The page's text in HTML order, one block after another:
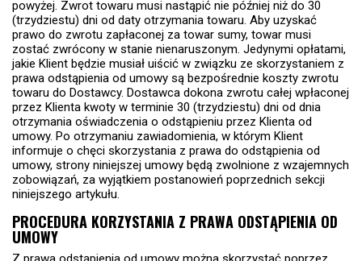
powyżej. Zwrot towaru musi nastąpić nie później niż do 30
(trzydziestu) dni od daty otrzymania towaru. Aby uzyskać
prawo do zwrotu zapłaconej za towar sumy, towar musi
zostać zwrócony w stanie nienaruszonym. Jedynymi opłatami,
jakie Klient będzie musiał uiścić w związku ze skorzystaniem z
prawa odstąpienia od umowy są bezpośrednie koszty zwrotu
towaru do Dostawcy. Dostawca dokona zwrotu całej wpłaconej
przez Klienta kwoty w terminie 30 (trzydziestu) dni od dnia
otrzymania oświadczenia o odstąpieniu przez Klienta od
umowy. Po otrzymaniu zawiadomienia, w którym Klient
informuje o chęci skorzystania z prawa do odstąpienia od
umowy, strony niniejszej umowy będą zwolnione z wzajemnych
zobowiązań, za wyjątkiem postanowień poprzednich sekcji
niniejszego artykułu.
PROCEDURA KORZYSTANIA Z PRAWA ODSTĄPIENIA OD
UMOWY